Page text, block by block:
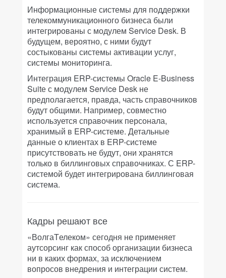
Информационные системы для поддержки
телекоммуникационного бизнеса были
интегрированы с модулем Service Desk. В
будущем, вероятно, с ними будут
состыкованы системы активации услуг,
системы мониторинга.
Интеграция ERP-системы Oracle E-Business
Suitе с модулем Service Desk не
предполагается, правда, часть справочников
будут общими. Например, совместно
используется справочник персонала,
хранимый в ERP-системе. Детальные
данные о клиентах в ERP-системе
присутствовать не будут, они хранятся
только в биллинговых справочниках. С ERP-
системой будет интегрирована биллинговая
система.
Кадры решают все
«ВолгаTелеком» сегодня не применяет
аутсорсинг как способ организации бизнеса
ни в каких формах, за исключением
вопросов внедрения и интеграции систем.